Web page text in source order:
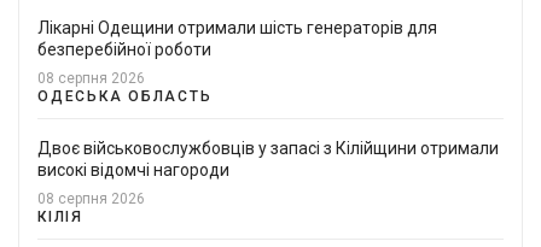
Лікарні Одещини отримали шість генераторів для
безперебійної роботи
08 серпня 2026
ОДЕСЬКА ОБЛАСТЬ
Двоє військовослужбовців у запасі з Кілійщини отримали
високі відомчі нагороди
08 серпня 2026
КІЛІЯ